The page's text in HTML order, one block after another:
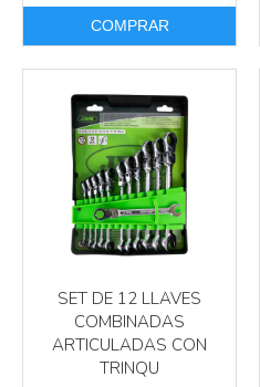
COMPRAR
SET DE 12 LLAVES
COMBINADAS
ARTICULADAS CON
TRINQU